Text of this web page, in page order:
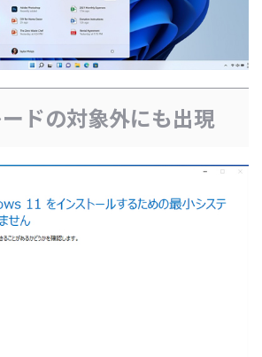
ドの対象外にも出現